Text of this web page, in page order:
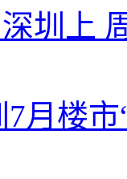
圳上
月楼